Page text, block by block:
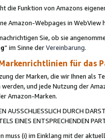
die Funktion von Amazons
Amazon-Webpages in WebView
Sie, ob sie
“ im Sinne derVereinbarung.
für das
der Marken, die wir Ihnen als
und jede Nutzung der
Amazon-Marken.
AUSSCHLIESSLICH DURCH
EINES ENTSPRECHENDEN
muss (i) im Einklang mit der